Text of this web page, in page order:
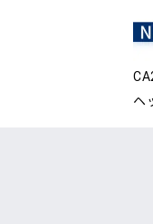
ヘ